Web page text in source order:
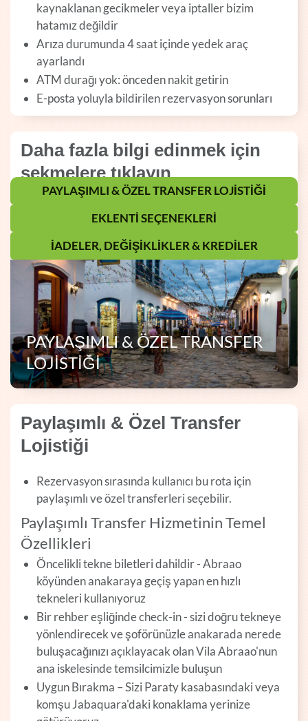
kaynaklanan gecikmeler veya iptaller bizim
hatamız değildir
Arıza durumunda 4 saat içinde yedek araç
ayarlandı
ATM durağı yok: önceden nakit getirin
E-posta yoluyla bildirilen rezervasyon sorunları
Daha fazla bilgi edinmek için
sekmelere tıklayın
PAYLAŞIMLI & ÖZEL TRANSFER LOJISTIĞI
EKLENTI SEÇENEKLERI
İADELER, DEĞIŞIKLIKLER & KREDILER
PAYLAŞIMLI & ÖZEL TRANSFER
LOJISTIĞI
Paylaşımlı & Özel Transfer
Lojistiği
Rezervasyon sırasında kullanıcı bu rota için
paylaşımlı ve özel transferleri seçebilir.
Paylaşımlı Transfer Hizmetinin Temel
Özellikleri
Öncelikli tekne biletleri dahildir - Abraao
köyünden anakaraya geçiş yapan en hızlı
tekneleri kullanıyoruz
Bir rehber eşliğinde check-in - sizi doğru tekneye
yönlendirecek ve şoförünüzle anakarada nerede
buluşacağınızı açıklayacak olan Vila Abraao'nun
ana iskelesinde temsilcimizle buluşun
Uygun Bırakma – Sizi Paraty kasabasındaki veya
komşu Jabaquara'daki konaklama yerinize